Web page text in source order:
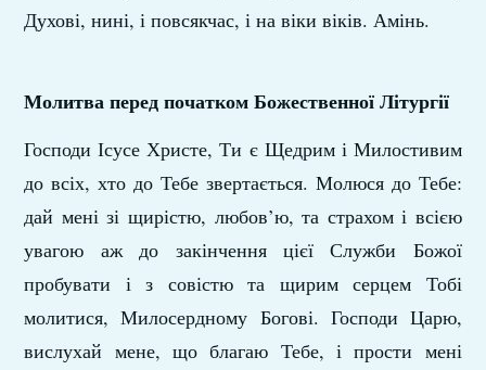
Духові, нині, і повсякчас, і на віки віків. Амінь.
Молитва перед початком Божественної Літургії
Господи Ісусе Христе, Ти є Щедрим і Милостивим
до всіх, хто до Тебе звертається. Молюся до Тебе:
дай мені зі щирістю, любов’ю, та страхом і всією
увагою аж до закінчення цієї Служби Божої
пробувати і з совістю та щирим серцем Тобі
молитися, Милосердному Богові. Господи Царю,
вислухай мене, що благаю Тебе, і прости мені